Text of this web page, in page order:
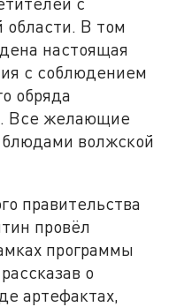
области. В том
настоящая
с соблюдением
обряда
Все желающие
блюдами волжской
правительства
провёл
программы
о
артефактах,